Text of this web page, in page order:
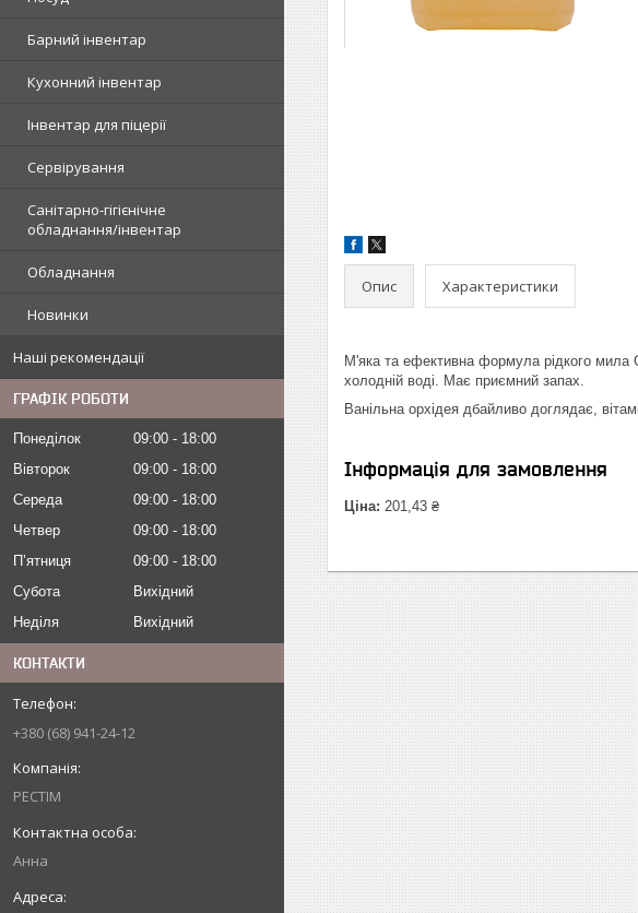
Барний інвентар
Кухонний інвентар
Інвентар для піцерії
Сервірування
Санітарно-гігієнічне
обладнання/інвентар
Обладнання
Новинки
Наші рекомендації
ГРАФІК РОБОТИ
Понеділок 09:00
18:00
Вівторок
09:00
18:00
Середа
09:00
18:00
Четвер
09:00
18:00
Пʼятниця
09:00
18:00
Субота
Вихідний
Неділя
Вихідний
КОНТАКТИ
+380 (68) 941-24-12
РЕСТІМ
Анна
Опис Характеристики
М'яка та ефективна формула рідкого мила
холодній воді. Має приємний запах.
Ванільна орхідея дбайливо доглядає,
Інформація для замовлення
Ціна: 201,43 ₴